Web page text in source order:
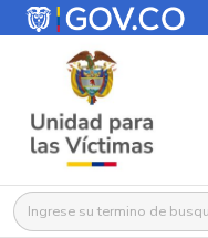
Buscar: